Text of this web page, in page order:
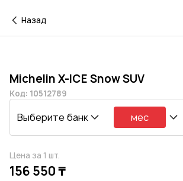
Назад
Michelin X-ICE Snow SUV
Код: 10512789
Выберите банк мес
Цена за 1 шт.
156 550 ₸